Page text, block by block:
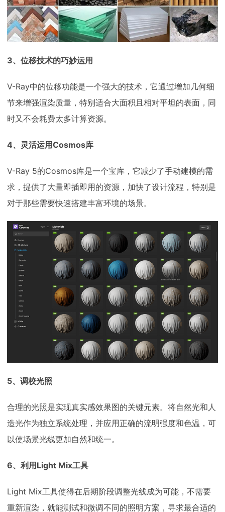
3、位移技术的巧妙运用
V-Ray中的位移功能是一个强大的技术，它通过增加几何细
节来增强渲染质量，特别适合大面积且相对平坦的表面，同
时又不会耗费太多计算资源。
4、灵活运用Cosmos库
V-Ray 5的Cosmos库是一个宝库，它减少了手动建模的需
求，提供了大量即插即用的资源，加快了设计流程，特别是
对于那些需要快速搭建丰富环境的场景。
5、调校光照
合理的光照是实现真实感效果图的关键元素。将自然光和人
造光作为独立系统处理，并应用正确的流明强度和色温，可
以使场景光线更加自然和统一。
6、利用Light Mix工具
Light Mix工具使得在后期阶段调整光线成为可能，不需要
重新渲染，就能测试和微调不同的照明方案，寻求最合适的